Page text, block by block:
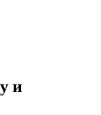
и